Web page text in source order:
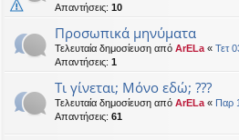
Απαντήσεις: 10
Προσωπικά μηνύματα
Τελευταία δημοσίευση από ArELa « Τετ
Απαντήσεις: 1
Tι γίνεται; Μόνο εδώ; ???
Τελευταία δημοσίευση από ArELa « Παρ
Απαντήσεις: 61